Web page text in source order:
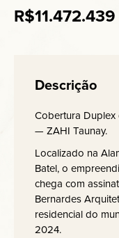
R$11.472.439
Descrição
Cobertura
— ZAHI Taunay.
Localizado na
Batel, o
chega com
Bernardes
residencial do
2024.